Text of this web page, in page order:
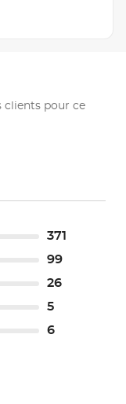
clients pour ce
371
99
26
5
6